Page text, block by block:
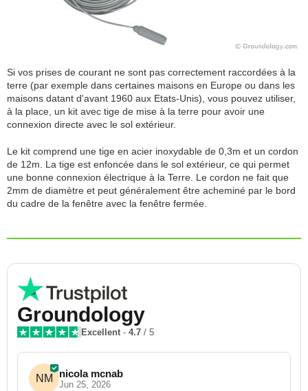
Si vos prises de courant ne sont pas correctement raccordées à la
terre (par exemple dans certaines maisons en Europe ou dans les
maisons datant d'avant 1960 aux Etats-Unis), vous pouvez utiliser,
à la place, un kit avec tige de mise à la terre pour avoir une
connexion directe avec le sol extérieur.
Le kit comprend une tige en acier inoxydable de 0,3m et un cordon
de 12m. La tige est enfoncée dans le sol extérieur, ce qui permet
une bonne connexion électrique à la Terre. Le cordon ne fait que
2mm de diamètre et peut généralement être acheminé par le bord
du cadre de la fenêtre avec la fenêtre fermée.
Groundology
Excellent - 4.7 / 5
NM nicola mcnab
Jun 25, 2026